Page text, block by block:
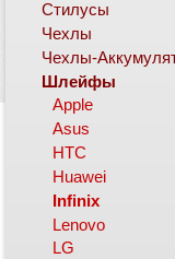
Стилусы
Чехлы
Чехлы-
Шлейфы
Apple
Asus
HTC
Huawei
Infinix
Lenovo
LG